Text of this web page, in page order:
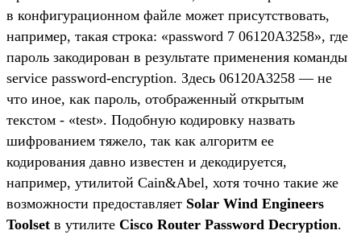
в конфигурационном файле может присутствовать,
например, такая строка: «password 7 06120A3258», где
пароль закодирован в результате применения команды
service password-encryption. Здесь 06120A3258 — не
что иное, как пароль, отображенный открытым
текстом - «test». Подобную кодировку назвать
шифрованием тяжело, так как алгоритм ее
кодирования давно известен и декодируется,
например, утилитой Cain&Abel, хотя точно такие же
возможности предоставляет Solar Wind Engineers
Toolset в утилите Cisco Router Password Decryption.